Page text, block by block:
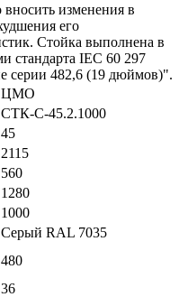
изменения в
его
Стойка выполнена в
стандарта IEC 60 297
серии 482,6 (19 дюймов)".
ЦМО
СТК-С-45.2.1000
45
2115
560
1280
1000
Серый RAL 7035
480
36